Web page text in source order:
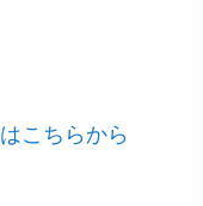
こちらから